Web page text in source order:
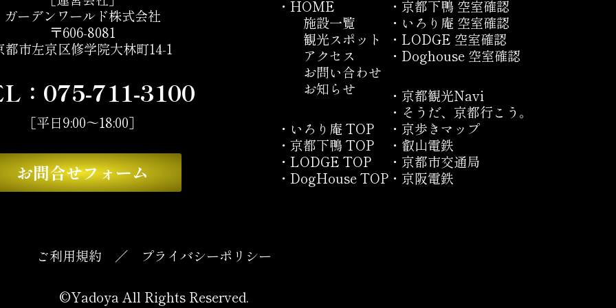
ガーデンワールド株式会社
〒606-8081
都市左京区修学院大林町14-1
： 075-711-3100
［平日9:00～18:00］
お問合せフォーム
・ HOME
施設一覧
観光スポット
アクセス
お問い合わせ
お知らせ
・ いろり庵 TOP
・ 京都下鴨 TOP
・ LODGE TOP
・ DogHouse TOP
・京都下鴨 空室確認
・いろり庵 空室確認
・LODGE 空室確認
・Doghouse 空室確認
・京都観光Navi
・そうだ、京都行こう。
・京歩きマップ
・叡山電鉄
・京都市交通局
・京阪電鉄
ご利用規約 ／ プライバシーポリシー
©Yadoya All Rights Reserved.